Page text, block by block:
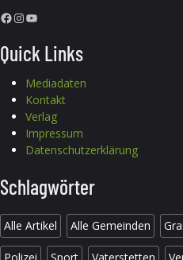
Facebook InstagramYouTube
Quick Links
Mediadaten
Kontakt
Verlag
Impressum
Datenschutzerklärung
Schlagwörter
Alle Artikel Alle Gemeinden